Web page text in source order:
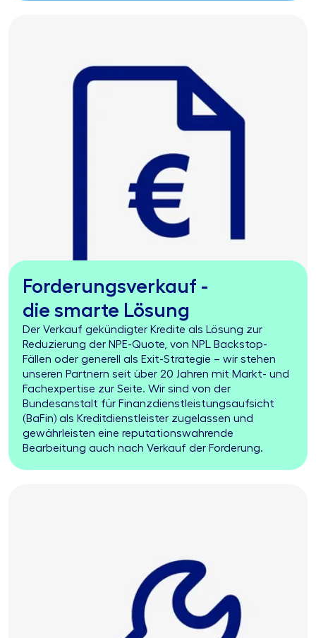
Forderungsverkauf -
die smarte Lösung
Der Verkauf gekündigter Kredite als Lösung zur
Reduzierung der NPE-Quote, von NPL Backstop-
Fällen oder generell als Exit-Strategie – wir stehen
unseren Partnern seit über 20 Jahren mit Markt- und
Fachexpertise zur Seite. Wir sind von der
Bundesanstalt für Finanzdienstleistungsaufsicht
(BaFin) als Kreditdienstleister zugelassen und
gewährleisten eine reputationswahrende
Bearbeitung auch nach Verkauf der Forderung.